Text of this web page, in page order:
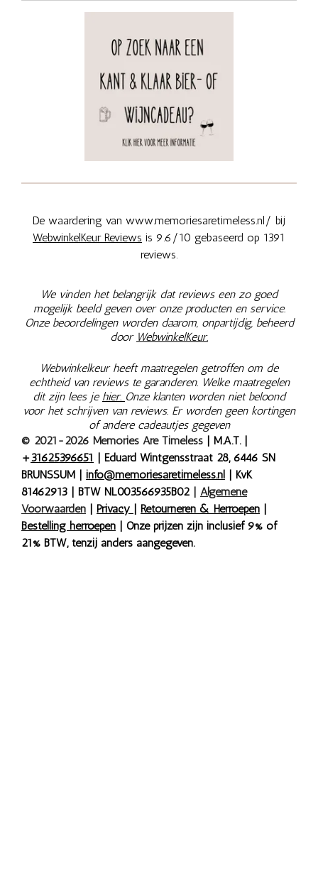
De waardering van www.memoriesaretimeless.nl/ bij
WebwinkelKeur Reviews is 9.6/10 gebaseerd op 1391
reviews.
We vinden het belangrijk dat reviews een zo goed
mogelijk beeld geven over onze producten en service.
Onze beoordelingen worden daarom, onpartijdig, beheerd
door WebwinkelKeur.
Webwinkelkeur heeft maatregelen getroffen om de
echtheid van reviews te garanderen. Welke maatregelen
dit zijn lees je hier. Onze klanten worden niet beloond
voor het schrijven van reviews. Er worden geen kortingen
of andere cadeautjes gegeven
© 2021-2026 Memories Are Timeless | M.A.T. |
+31625396651
| Eduard Wintgensstraat 28, 6446 SN
BRUNSSUM | info@memoriesaretimeless.nl
| KvK
81462913 | BTW NL003566935B02
Algemene
Voorwaarden
Privacy Retourneren & Herroepen
Bestelling herroepen | Onze prijzen zijn inclusief 9% of
21% BTW, tenzij anders aangegeven.